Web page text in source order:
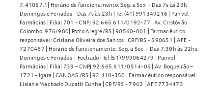
7.41057.1| Horário de funcionamento: Seg. a Sex. - Das 7s às 23h.
Domingos e Feriados - Das 7s às 23h | Tel (41) 991349216 | Panvel
Farmácias | Filial 701 - CNPJ 92.665.611/0192-77 | Av. Cristóvão
Colombo, 976/980| Porto Alegre/RS | 90560-001 | Farmacêutico
responsável: Crislane Oliveira dos Santos | CRF/RS - 590651 | AFE -
7270467 | Horário de funcionamento: Seg. a Sex. - Das 7:30h às 22hs.
Domingos e Feriados – Fechado | Tel (51) 999064279 | Panvel
Farmácias | Filial 739 – CNPJ 92.665.611/0514-05 | Av. Boqueirão –
1721 - Igara | CANOAS /RS | 92.410-350 | Farmacêutico responsável:
Lisiane Machado Ducatti Cunha | CRF/RS - 7962 | AFE 7734473